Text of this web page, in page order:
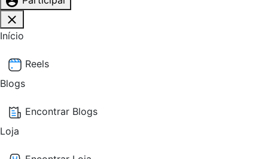
Início
Reels
Blogs
Encontrar Blogs
Loja